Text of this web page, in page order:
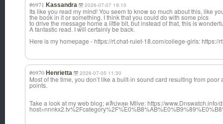
#6971 Kassandra 2026-07-07 19:10
Its like you read my mind! You seem to know so much about this, like
the book in it or something. I think that you could do with some pics
to drive the message home a little bit, but instead of that, this is
A fantastic read. I will certainly be back.
Here is my homepage - https://rt.chat-rulet-18.com/college-girls:
#6970 Henrietta 2026-07-05 11:30
Most of the time, you don’t like a built-in sound card resulting from
points.
Take a look at my web blog; คลิปหลุด Mlive: https://www.Dnswatch.info/